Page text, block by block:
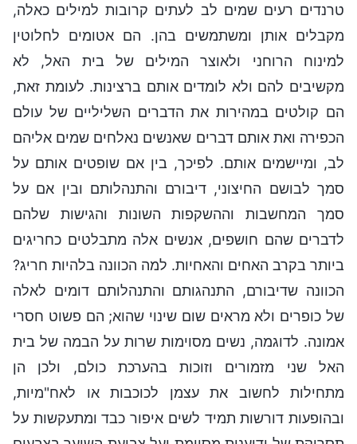
טרנדים רעים שמים לב לעתים קרובות למילים כאלה,
מקבלים אותן ומשתמשים בהן. הם אטומים לחלוטין
למינוח הרוחני ולאוצר המילים של בית האל, לא
מקשיבים להם ולא לומדים אותם ברצינות. לעומת זאת,
הם קולטים במהירות את הדברים השליליים של עולם
הכפירה ואת אותם דברים שאנשים נאלחים שמים אליהם
לב, ומיישמים אותם. לפיכך, בין אם שופטים אותם על
סמך לבושם החיצוני, דיבורם והתנהלותם ובין אם על
סמך המחשבות וההשקפות השונות והגישות שלהם
לדברים שהם חושפים, אנשים אלה מתבלטים כחריגים
ביותר בקרב האחים והאחיות. למה הכוונה בלהיות חריג?
הכוונה שדיבורם, התנהגותם והתנהלותם דומים לאלה
של כופרים ולא מראים שום שינוי שהוא; הם פשוט חסרי
אמונה. לדוגמה, נשים מסוימות שרות על הבמה של בית
האל שני מזמורים וזוכות בהערכת כולם, ולכן הן
מתחילות לחשוב את עצמן לכוכבות או לאח"מיות,
ובהופעות דורשות תמיד לשים איפור כבד ומתעקשות על